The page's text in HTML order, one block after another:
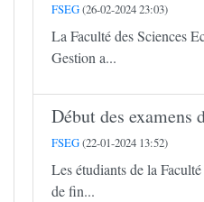
FSEG(26-02-2024 23:03)
La Faculté des Sciences
Gestion a...
Début des examens
FSEG(22-01-2024 13:52)
Les étudiants de la
de fin...